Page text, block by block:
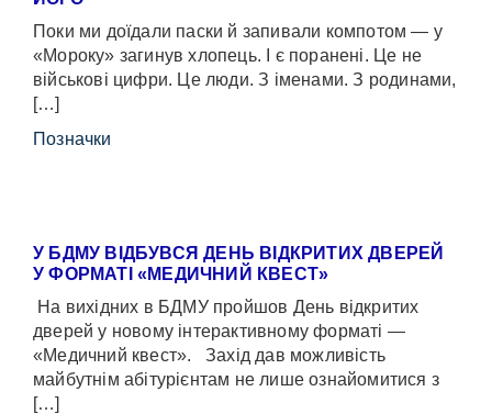
Поки ми доїдали паски й запивали компотом — у
«Мороку» загинув хлопець. І є поранені. Це не
військові цифри. Це люди. З іменами. З родинами,
[…]
Позначки
У БДМУ ВІДБУВСЯ ДЕНЬ ВІДКРИТИХ ДВЕРЕЙ
У ФОРМАТІ «МЕДИЧНИЙ КВЕСТ»
На вихідних в БДМУ пройшов День відкритих
дверей у новому інтерактивному форматі —
«Медичний квест». Захід дав можливість
майбутнім абітурієнтам не лише ознайомитися з
[…]